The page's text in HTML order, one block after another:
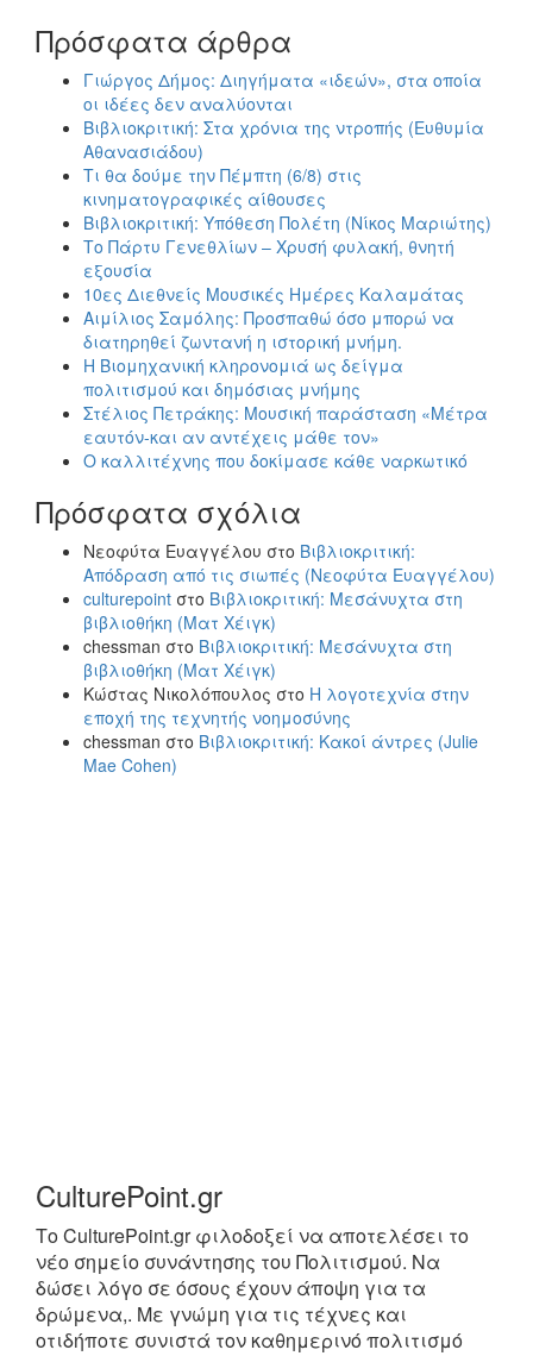
Πρόσφατα άρθρα
Γιώργος Δήμος: Διηγήματα «ιδεών», στα οποία
οι ιδέες δεν αναλύονται
Βιβλιοκριτική: Στα χρόνια της ντροπής (Ευθυμία
Αθανασιάδου)
Τι θα δούμε την Πέμπτη (6/8) στις
κινηματογραφικές αίθουσες
Βιβλιοκριτική: Υπόθεση Πολέτη (Νίκος Μαριώτης)
Το Πάρτυ Γενεθλίων – Χρυσή φυλακή, θνητή
εξουσία
10ες Διεθνείς Μουσικές Ημέρες Καλαμάτας
Αιμίλιος Σαμόλης: Προσπαθώ όσο μπορώ να
διατηρηθεί ζωντανή η ιστορική μνήμη.
Η Βιομηχανική κληρονομιά ως δείγμα
πολιτισμού και δημόσιας μνήμης
Στέλιος Πετράκης: Μουσική παράσταση «Μέτρα
εαυτόν-και αν αντέχεις μάθε τον»
Ο καλλιτέχνης που δοκίμασε κάθε ναρκωτικό
Πρόσφατα σχόλια
Νεοφύτα Ευαγγέλου στο Βιβλιοκριτική:
Απόδραση από τις σιωπές (Νεοφύτα Ευαγγέλου)
culturepoint στο Βιβλιοκριτική: Μεσάνυχτα στη
βιβλιοθήκη (Ματ Χέιγκ)
chessman στο Βιβλιοκριτική: Μεσάνυχτα στη
βιβλιοθήκη (Ματ Χέιγκ)
Κώστας Νικολόπουλος στο Η λογοτεχνία στην
εποχή της τεχνητής νοημοσύνης
chessman στο Βιβλιοκριτική: Κακοί άντρες (Julie
Mae Cohen)
CulturePoint.gr
Το CulturePoint.gr φιλοδοξεί να αποτελέσει το
νέο σημείο συνάντησης του Πολιτισμού. Να
δώσει λόγο σε όσους έχουν άποψη για τα
δρώμενα,. Με γνώμη για τις τέχνες και
οτιδήποτε συνιστά τον καθημερινό πολιτισμό